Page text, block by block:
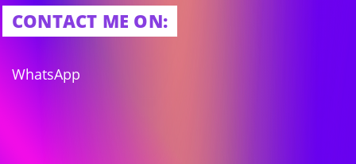
CONTACT ME ON:
WhatsApp